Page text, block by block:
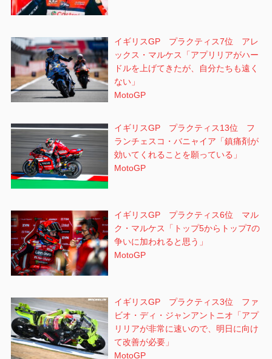
イギリスGP プラクティス7位 アレ
ックス・マルケス「アプリリアがハー
ドルを上げてきたが、自分たちも遠く
ない」
MotoGP
イギリスGP プラクティス13位 フ
ランチェスコ・バニャイア「鎮痛剤が
効いてくれることを願っている」
MotoGP
イギリスGP プラクティス6位 マル
ク・マルケス「トップ5からトップ7の
争いに加われると思う」
MotoGP
イギリスGP プラクティス3位 ファ
ビオ・ディ・ジャンアントニオ「アプ
リリアが非常に速いので、明日に向け
て改善が必要」
MotoGP